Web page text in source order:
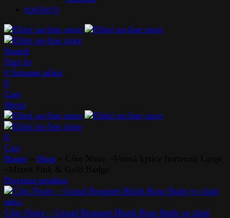
KONTAKTY
Search
Sign In
0 Seznam přání
0
Cart
Menu
0
Cart
Home
Shop
Previous product
Côte Noire – Grand Bouquet Blush Rose Buds ve zlaté